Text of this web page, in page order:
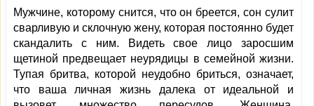
Мужчине, которому снится, что он бреется, сон сулит
сварливую и склочную жену, которая постоянно будет
скандалить с ним. Видеть свое лицо заросшим
щетиной предвещает неурядицы в семейной жизни.
Тупая бритва, которой неудобно бриться, означает,
что ваша личная жизнь далека от идеальной и